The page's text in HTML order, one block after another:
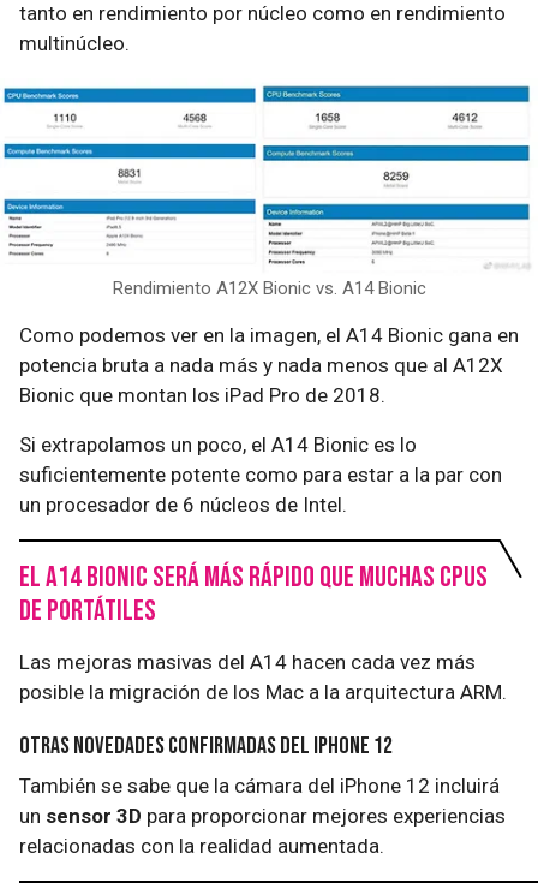
tanto en rendimiento por núcleo como en rendimiento
multinúcleo.
Rendimiento A12X Bionic vs. A14 Bionic
Como podemos ver en la imagen, el A14 Bionic gana en
potencia bruta a nada más y nada menos que al A12X
Bionic que montan los iPad Pro de 2018.
Si extrapolamos un poco, el A14 Bionic es lo
suficientemente potente como para estar a la par con
un procesador de 6 núcleos de Intel.
El A14 Bionic será más rápido que muchas CPUs
de portátiles
Las mejoras masivas del A14 hacen cada vez más
posible la migración de los Mac a la arquitectura ARM.
Otras novedades confirmadas del iPhone 12
También se sabe que la cámara del iPhone 12 incluirá
un sensor 3D para proporcionar mejores experiencias
relacionadas con la realidad aumentada.